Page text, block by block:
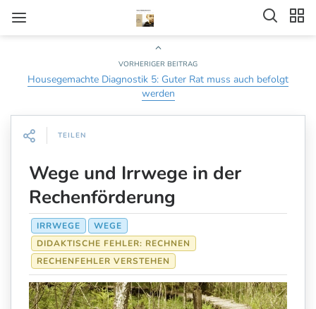
VORHERIGER BEITRAG
Housegemachte Diagnostik 5: Guter Rat muss auch befolgt
werden
TEILEN
Wege und Irrwege in der
Rechenförderung
IRRWEGE
WEGE
DIDAKTISCHE FEHLER: RECHNEN
RECHENFEHLER VERSTEHEN